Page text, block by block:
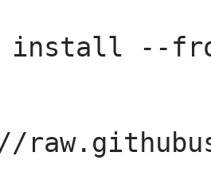
install --